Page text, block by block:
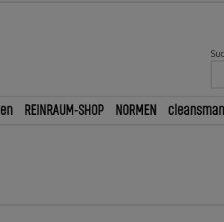
REINRAUM-SHOP NORMEN cleansman